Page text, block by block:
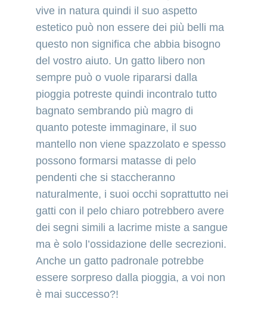
vive in natura quindi il suo aspetto
estetico può non essere dei più belli ma
questo non significa che abbia bisogno
del vostro aiuto. Un gatto libero non
sempre può o vuole ripararsi dalla
pioggia potreste quindi incontralo tutto
bagnato sembrando più magro di
quanto poteste immaginare, il suo
mantello non viene spazzolato e spesso
possono formarsi matasse di pelo
pendenti che si staccheranno
naturalmente, i suoi occhi soprattutto nei
gatti con il pelo chiaro potrebbero avere
dei segni simili a lacrime miste a sangue
ma è solo l’ossidazione delle secrezioni.
Anche un gatto padronale potrebbe
essere sorpreso dalla pioggia, a voi non
è mai successo?!